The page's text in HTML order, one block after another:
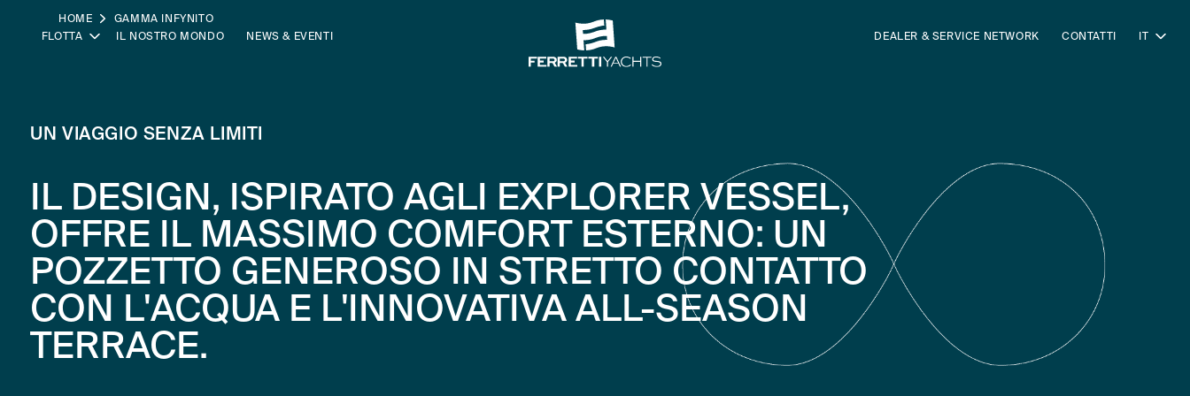
FLOTTA IL NOSTRO MONDO NEWS & EVENTI DEALER & SERVICE NETWORK CONTATTI IT
HOME GAMMA INFYNITO
UN VIAGGIO SENZA LIMITI
IL DESIGN, ISPIRATO AGLI EXPLORER VESSEL,
OFFRE IL MASSIMO COMFORT ESTERNO: UN
POZZETTO GENEROSO IN STRETTO CONTATTO
CON L'ACQUA E L'INNOVATIVA ALL-SEASON
TERRACE.